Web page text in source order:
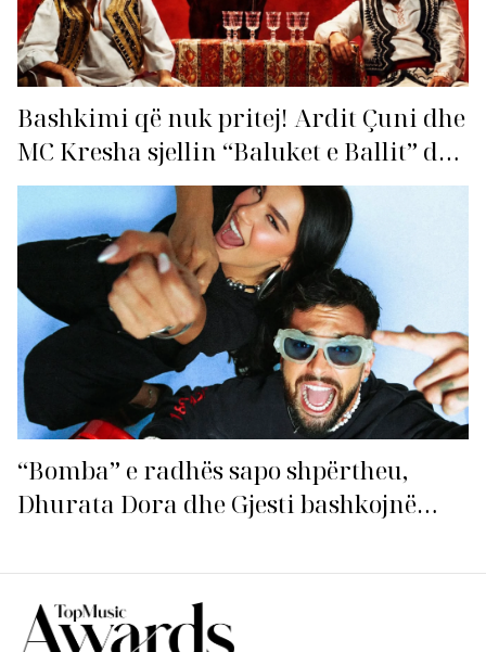
Bashkimi që nuk pritej! Ardit Çuni dhe
MC Kresha sjellin “Baluket e Ballit” dhe
ndezin rrjetin!
“Bomba” e radhës sapo shpërtheu,
Dhurata Dora dhe Gjesti bashkojnë